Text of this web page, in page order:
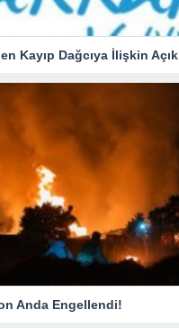
Kayıp Dağcıya İlişkin
Anda Engellendi!